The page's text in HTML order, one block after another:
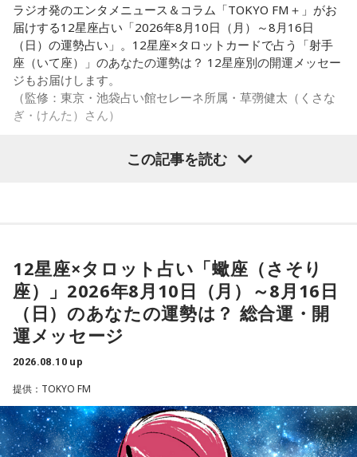
ラジオ発のエンタメニュース＆コラム「TOKYO FM＋」がお
届けする12星座占い「2026年8月10日（月）～8月16日
（日）の運勢占い」。12星座×タロットカードで占う「射手
座（いて座）」のあなたの運勢は？ 12星座別の開運メッセー
ジもお届けします。
（監修：東京・池袋占い館セレーネ所属・草彅健太（くさな
ぎ・けんた）さん）
ジョンの種をまく。焦らず今は癒しの時間を取ろう。傷つい
た心も少しずつ回復する。遠い目標を信じて、今できる一歩
を淡々と重ねていこう。
■監修者プロフィール：草彅健太（くさなぎ・けんた）
池袋占い館セレーネ所属。メンタルケアカウンセラー。鑑定
リの監修も手がける。また、イベントMCや声優としての活動
もしており、芸能関係者の依頼も多い。
Webサイト：https://selene-uranai.com/
YouTube：https://youtu.be/UHrZuZcHTj4
この記事を読む
12星座×タロット占い「蠍座（さそり
座）」2026年8月10日（月）～8月16日
（日）のあなたの運勢は？ 総合運・開
運メッセージ
2026.08.10 up
提供：TOKYO FM